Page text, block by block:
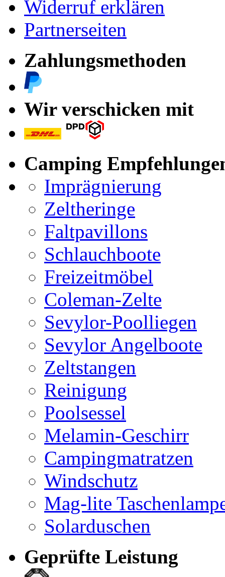
Widerruf erklären
Partnerseiten
Zahlungsmethoden
Wir verschicken mit
Camping
Imprägnierung
Zeltheringe
Faltpavillons
Schlauchboote
Freizeitmöbel
Coleman-Zelte
Sevylor-Poolliegen
Sevylor Angelboote
Zeltstangen
Reinigung
Poolsessel
Melamin-Geschirr
Campingmatratzen
Windschutz
Mag-lite
Solarduschen
Geprüfte Leistung